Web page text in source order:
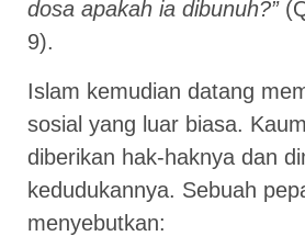
dosa apakah ia dibunuh?”
9).
Islam kemudian datang
sosial yang luar biasa.
diberikan hak-haknya dan
kedudukannya. Sebuah
menyebutkan: